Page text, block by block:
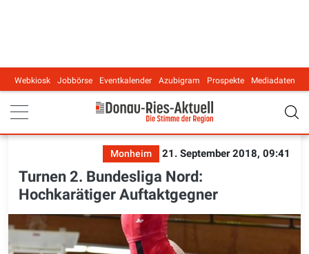
Main navigation
Webkiosk Jobbörse Eventkalender Azubigram Prospekte Mediadaten
Monheim 21. September 2018, 09:41
Turnen 2. Bundesliga Nord:
Hochkarätiger Auftaktgegner